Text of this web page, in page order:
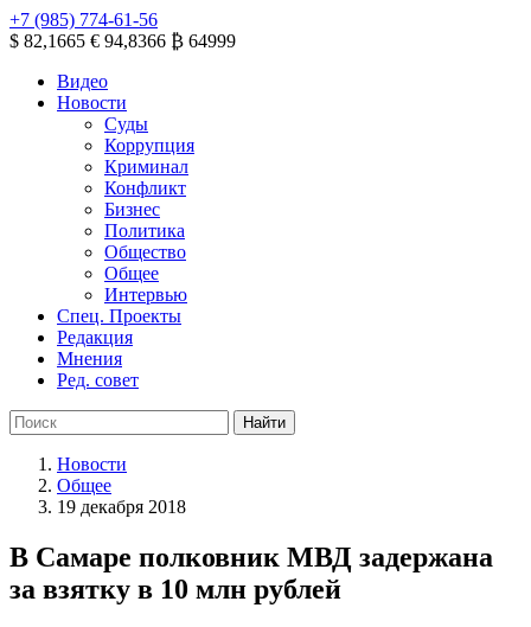
+7 (985) 774-61-56
$ 82,1665 € 94,8366 ₿ 64999
Видео
Новости
Суды
Коррупция
Криминал
Конфликт
Бизнес
Политика
Общество
Общее
Интервью
Спец. Проекты
Редакция
Мнения
Ред. совет
Новости
Общее
19 декабря 2018
В Самаре полковник МВД задержана
за взятку в 10 млн рублей